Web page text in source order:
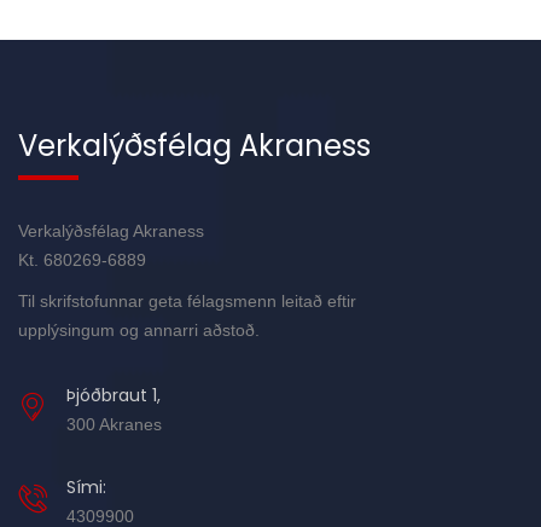
Verkalýðsfélag Akraness
Verkalýðsfélag Akraness
Kt. 680269-6889
Til skrifstofunnar geta félagsmenn leitað eftir
upplýsingum og annarri aðstoð.
Þjóðbraut 1,
300 Akranes
Sími:
4309900